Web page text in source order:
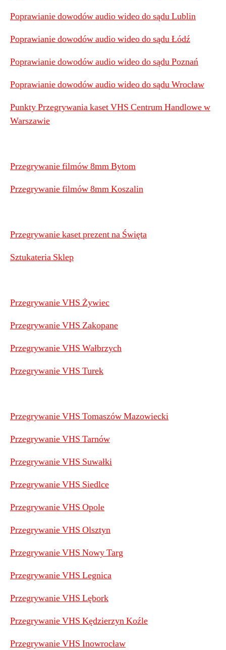
Poprawianie dowodów audio wideo do sądu Lublin
Poprawianie dowodów audio wideo do sądu Łódź
Poprawianie dowodów audio wideo do sądu Poznań
Poprawianie dowodów audio wideo do sądu Wrocław
Punkty Przegrywania kaset VHS Centrum Handlowe w
Warszawie
Przegrywanie filmów 8mm Bytom
Przegrywanie filmów 8mm Koszalin
Przegrywanie kaset prezent na Święta
Sztukateria Sklep
Przegrywanie VHS Żywiec
Przegrywanie VHS Zakopane
Przegrywanie VHS Wałbrzych
Przegrywanie VHS Turek
Przegrywanie VHS Tomaszów Mazowiecki
Przegrywanie VHS Tarnów
Przegrywanie VHS Suwałki
Przegrywanie VHS Siedlce
Przegrywanie VHS Opole
Przegrywanie VHS Olsztyn
Przegrywanie VHS Nowy Targ
Przegrywanie VHS Legnica
Przegrywanie VHS Lębork
Przegrywanie VHS Kędzierzyn Koźle
Przegrywanie VHS Inowrocław